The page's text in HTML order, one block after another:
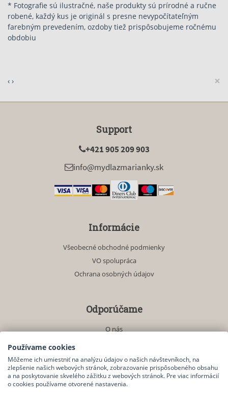
* Fotografie sú ilustračné, naše produkty sú prírodné a ručne
robené, každý kus je originál s presne nevypočítateľným
farebným prevedením, ozdoby tiež prispôsobujeme ročnému
obdobiu
‹ › ×
Support
+421 905 209 903
info@mydlazmarianky.sk
Informácie
Všeobecné obchodné podmienky
VO spolupráca
Ochrana osobných údajov
Odporúčame
O nás
Kontakt
Používame cookies
Môžeme ich umiestniť na analýzu údajov o našich návštevníkoch, na
zlepšenie našich webových stránok, zobrazovanie prispôsobeného obsahu
a na poskytovanie skvelého zážitku z webových stránok. Pre viac informácií
o cookies používame otvorené nastavenia.